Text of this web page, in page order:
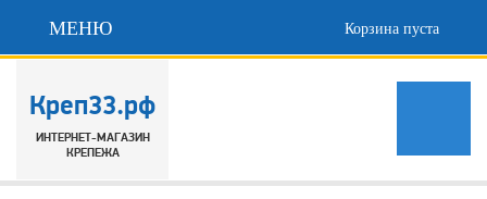
МЕНЮ Корзина пуста
Креп33.рф
ИНТЕРНЕТ-МАГАЗИН
КРЕПЕЖА